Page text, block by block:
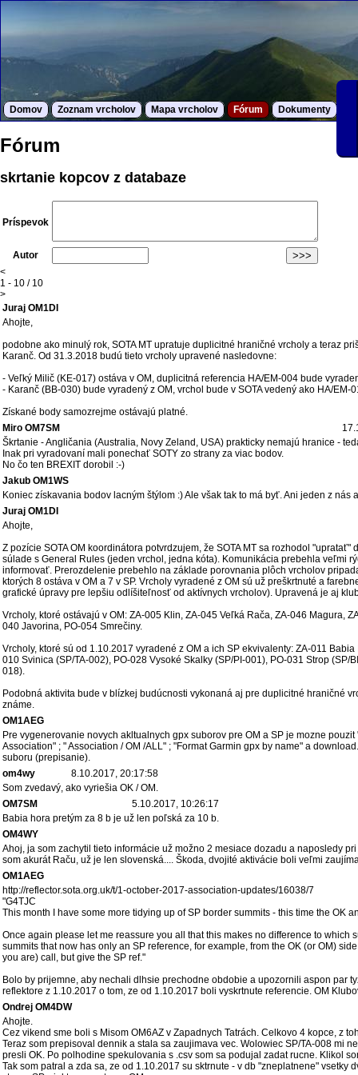
Domov Zoznam vrcholov Mapa vrcholov Fórum Dokumenty
Fórum
skrtanie kopcov z databaze
Príspevok
Autor
<
1 - 10 / 10
>
Juraj OM1DI
Ahojte,
podobne ako minulý rok, SOTA MT upratuje duplicitné hraničné vrcholy a teraz
Karanč. Od 31.3.2018 budú tieto vrcholy upravené nasledovne:
- Veľký Milič (KE-017) ostáva v OM, duplicitná referencia HA/EM-004 bude
- Karanč (BB-030) bude vyradený z OM, vrchol bude v SOTA vedený ako HA/EM-
Získané body samozrejme ostávajú platné.
Miro OM7SM
Škrtanie - Angličania (Australia, Novy Zeland, USA) prakticky nemajú hranice -
Inak pri vyradovaní mali ponechať SOTY zo strany za viac bodov.
No čo ten BREXIT dorobil :-)
Jakub OM1WS
Koniec získavania bodov lacným štýlom :) Ale však tak to má byť. Ani jeden z nás
Juraj OM1DI
Ahojte,
Z pozície SOTA OM koordinátora potvrdzujem, že SOTA MT sa rozhodol
súlade s General Rules (jeden vrchol, jedna kóta). Komunikácia prebehla veľmi
informovať. Prerozdelenie prebehlo na základe porovnania plôch vrcholov
ktorých 8 ostáva v OM a 7 v SP. Vrcholy vyradené z OM sú už preškrtnuté a
grafické úpravy pre lepšiu odlíšiteľnosť od aktívnych vrcholov). Upravená je aj
Vrcholy, ktoré ostávajú v OM: ZA-005 Klin, ZA-045 Veľká Rača, ZA-046 Magura,
040 Javorina, PO-054 Smrečiny.
Vrcholy, ktoré sú od 1.10.2017 vyradené z OM a ich SP ekvivalenty: ZA-011
010 Svinica (SP/TA-002), PO-028 Vysoké Skalky (SP/PI-001), PO-031 Strop
018).
Podobná aktivita bude v blízkej budúcnosti vykonaná aj pre duplicitné hraničné
známe.
OM1AEG
Pre vygenerovanie novych akltualnych gpx suborov pre OM a SP je mozne
Association" ; " Association / OM /ALL" ; "Format Garmin gpx by name" a
suboru (prepisanie).
om4wy
8.10.2017, 20:17:58
Som zvedavý, ako vyriešia OK / OM.
OM7SM
5.10.2017, 10:26:17
Babia hora pretým za 8 b je už len poľská za 10 b.
OM4WY
Ahoj, ja som zachytil tieto informácie už možno 2 mesiace dozadu a naposledy
som akurát Raču, už je len slovenská.... Škoda, dvojité aktivácie boli veľmi
OM1AEG
http://reflector.sota.org.uk/t/1-october-2017-association-updates/16038/7
"G4TJC
This month I have some more tidying up of SP border summits - this time the OK
Once again please let me reassure you all that this makes no difference to which
summits that now has only an SP reference, for example, from the OK (or OM)
you are) call, but give the SP ref."
Bolo by prijemne, aby nechali dlhsie prechodne obdobie a upozornili aspon par
reflektore z 1.10.2017 o tom, ze od 1.10.2017 boli vyskrtnute referencie. OM
Ondrej OM4DW
Ahojte.
Cez vikend sme boli s Misom OM6AZ v Zapadnych Tatrách. Celkovo 4 kopce, z
Teraz som prepisoval dennik a stala sa zaujimava vec. Wolowiec SP/TA-008 mi
presli OK. Po polhodine spekulovania s .csv som sa podujal zadat rucne. Klikol
Tak som patral a zda sa, ze od 1.10.2017 su sktrnute - v db "zneplatnene" vsetky